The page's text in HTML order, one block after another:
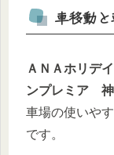
車移動
ＡＮＡホリデ
ンプレミア 神
車場の使いや
です。